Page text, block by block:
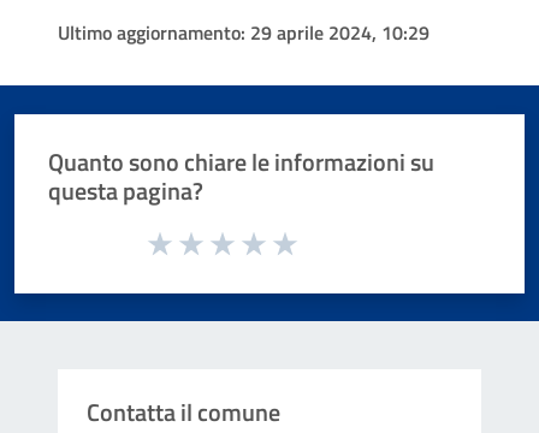
Ultimo aggiornamento: 29 aprile 2024, 10:29
Quanto sono chiare le informazioni su
questa pagina?
Valuta da 1 a 5 stelle la pagina
Contatta il comune